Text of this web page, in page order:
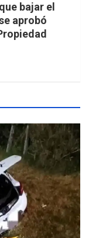
bajar el
aprobó